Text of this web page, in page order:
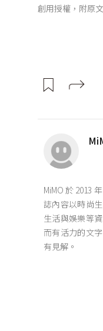
創用授權，附原
MiMO 於 2013
誌內容以時尚
生活與娛樂等
而有活力的文
有見解。